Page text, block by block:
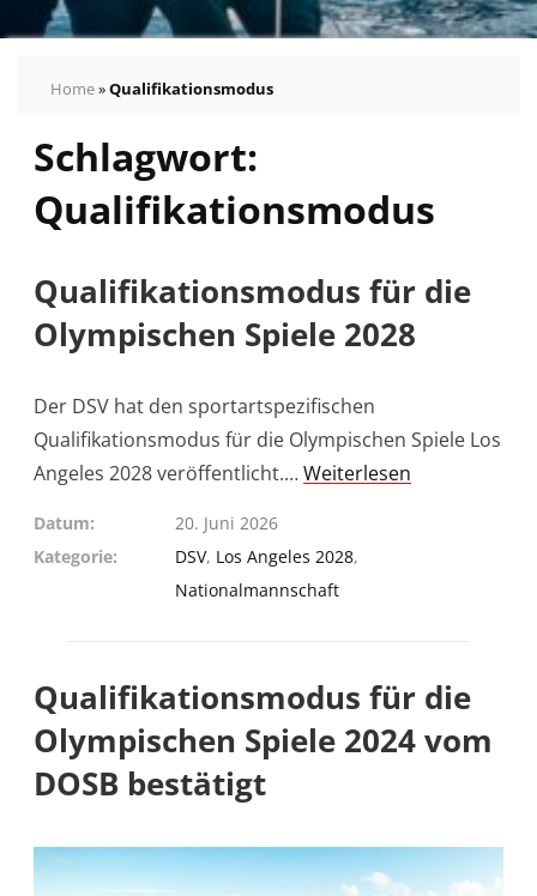
Home»Qualifikationsmodus
Schlagwort:
Qualifikationsmodus
Qualifikationsmodus für die
Olympischen Spiele 2028
Der DSV hat den sportartspezifischen
Qualifikationsmodus für die Olympischen Spiele Los
Angeles 2028 veröffentlicht.…Weiterlesen
Datum
20. Juni 2026
Kategorie
DSV, Los Angeles 2028,
Nationalmannschaft
Qualifikationsmodus für die
Olympischen Spiele 2024 vom
DOSB bestätigt